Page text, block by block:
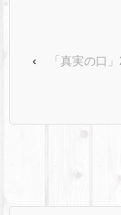
‹
「真実の口